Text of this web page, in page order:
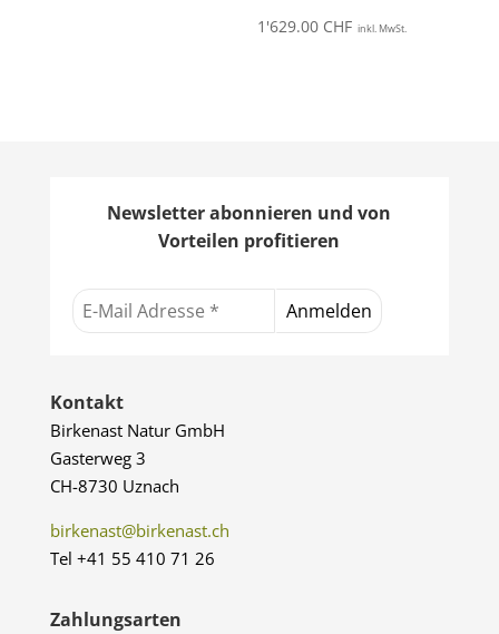
1'629.00 CHF inkl. MwSt.
Newsletter abonnieren und von
Vorteilen profitieren
Kontakt
Birkenast Natur GmbH
Gasterweg 3
CH-8730 Uznach
birkenast@birkenast.ch
Tel +41 55 410 71 26
Zahlungsarten